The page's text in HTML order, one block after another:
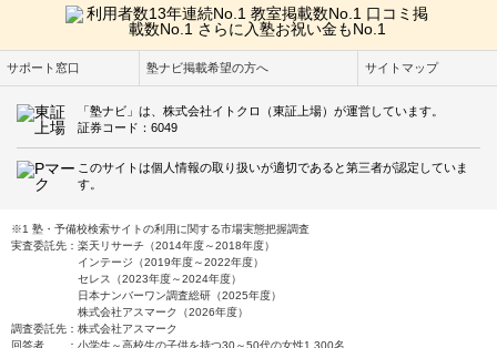
サポート窓口 塾ナビ掲載希望の方へ サイトマップ
「塾ナビ」は、株式会社イトクロ（東証上場）が運営しています。
証券コード：6049
このサイトは個人情報の取り扱いが適切であると第三者が認定していま
す。
※1 塾・予備校検索サイトの利用に関する市場実態把握調査
実査委託先：楽天リサーチ（2014年度～2018年度）
インテージ（2019年度～2022年度）
セレス（2023年度～2024年度）
日本ナンバーワン調査総研（2025年度）
株式会社アスマーク（2026年度）
調査委託先：株式会社アスマーク
回答者 ：小学生～高校生の子供を持つ30～50代の女性1,300名